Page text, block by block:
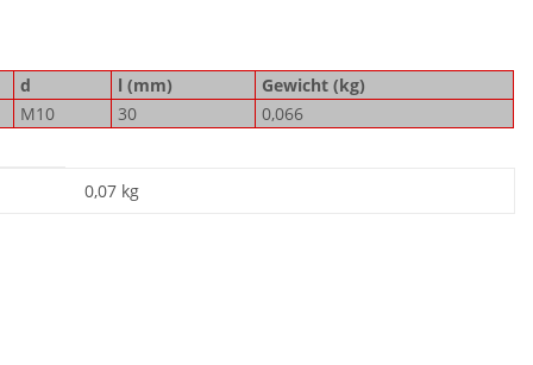
d l (mm)
Gewicht (kg)
M10 30 0,066
0,07 kg